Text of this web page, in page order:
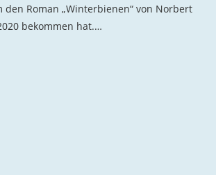
Roman „Winterbienen“ von Norbert
bekommen hat.…